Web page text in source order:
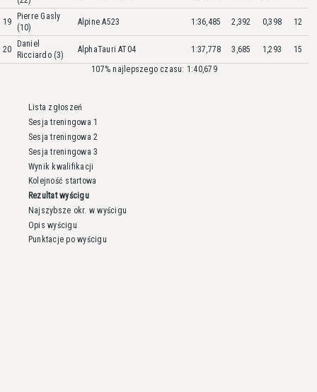
19
Pierre Gasly
(10)
Alpine A523 1:36,485 2,392 0,398 12
20
Daniel
Ricciardo (3)
AlphaTauri AT04 1:37,778 3,685 1,293
15
107% najlepszego czasu: 1:40,679
Lista zgłoszeń
Sesja treningowa 1
Sesja treningowa 2
Sesja treningowa 3
Wynik kwalifikacji
Kolejność startowa
Rezultat wyścigu
Najszybsze okr. w wyścigu
Opis wyścigu
Punktacje po wyścigu